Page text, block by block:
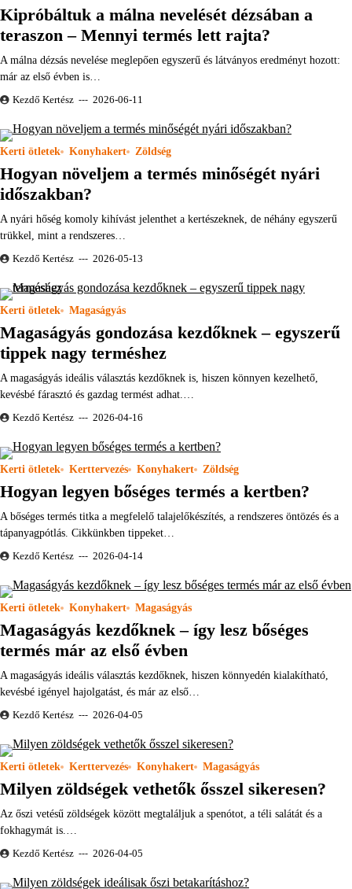
Kipróbáltuk a málna nevelését dézsában a
teraszon – Mennyi termés lett rajta?
A málna dézsás nevelése meglepően egyszerű és látványos eredményt hozott:
már az első évben is…
Kezdő Kertész 2026-06-11
Kerti ötletek Konyhakert Zöldség
Hogyan növeljem a termés minőségét nyári
időszakban?
A nyári hőség komoly kihívást jelenthet a kertészeknek, de néhány egyszerű
trükkel, mint a rendszeres…
Kezdő Kertész 2026-05-13
Kerti ötletek Magaságyás
Magaságyás gondozása kezdőknek – egyszerű
tippek nagy terméshez
A magaságyás ideális választás kezdőknek is, hiszen könnyen kezelhető,
kevésbé fárasztó és gazdag termést adhat.…
Kezdő Kertész 2026-04-16
Kerti ötletek Kerttervezés Konyhakert Zöldség
Hogyan legyen bőséges termés a kertben?
A bőséges termés titka a megfelelő talajelőkészítés, a rendszeres öntözés és a
tápanyagpótlás. Cikkünkben tippeket…
Kezdő Kertész 2026-04-14
Kerti ötletek Konyhakert Magaságyás
Magaságyás kezdőknek – így lesz bőséges
termés már az első évben
A magaságyás ideális választás kezdőknek, hiszen könnyedén kialakítható,
kevésbé igényel hajolgatást, és már az első…
Kezdő Kertész 2026-04-05
Kerti ötletek Kerttervezés Konyhakert Magaságyás
Milyen zöldségek vethetők ősszel sikeresen?
Az őszi vetésű zöldségek között megtaláljuk a spenótot, a téli salátát és a
fokhagymát is.…
Kezdő Kertész 2026-04-05